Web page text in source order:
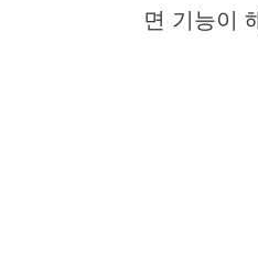
면 기능이